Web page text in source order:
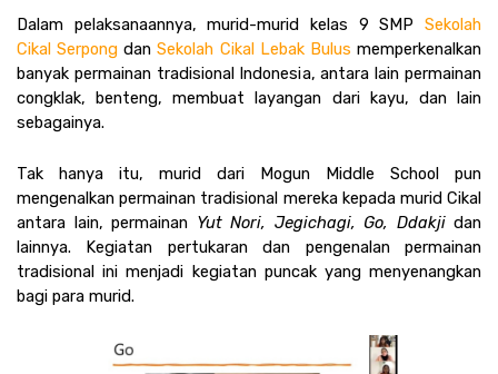
Dalam pelaksanaannya, murid-murid kelas 9 SMP Sekolah
Cikal Serpong dan Sekolah Cikal Lebak Bulus memperkenalkan
banyak permainan tradisional Indonesia, antara lain permainan
congklak, benteng, membuat layangan dari kayu, dan lain
sebagainya.
Tak hanya itu, murid dari Mogun Middle School pun
mengenalkan permainan tradisional mereka kepada murid Cikal
antara lain, permainan Yut Nori, Jegichagi, Go, Ddakji dan
lainnya. Kegiatan pertukaran dan pengenalan permainan
tradisional ini menjadi kegiatan puncak yang menyenangkan
bagi para murid.